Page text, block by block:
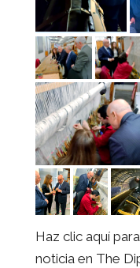
Haz clic aquí
noticia en The